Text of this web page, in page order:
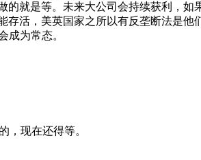
就是等。未来大公司会持续获利，
活，美英国家之所以有反垄断法是
成为常态。
，现在还得等。